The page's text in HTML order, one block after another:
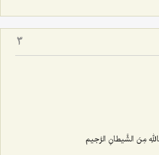
3
مِنَ الشَّیطانِ الرَّجیم‌